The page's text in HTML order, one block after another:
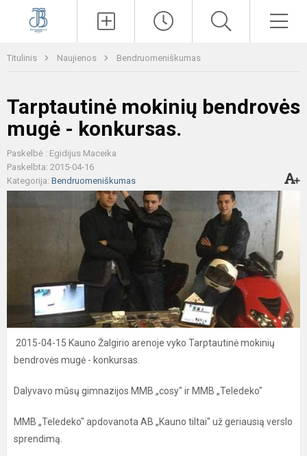
Titulinis Naujienos Bendruomeniškumas
Tarptautinė mokinių bendrovės
mugė - konkursas.
Paskelbė : Egidijus Maceika
Paskelbta: 2015-04-16
Kategorija: Bendruomeniškumas
2015-04-15 Kauno Žalgirio arenoje vyko Tarptautinė mokinių
bendrovės mugė - konkursas.
Dalyvavo mūsų gimnazijos MMB „cosy" ir MMB „Teledeko"
MMB „Teledeko" apdovanota AB „Kauno tiltai" už geriausią verslo
sprendimą.